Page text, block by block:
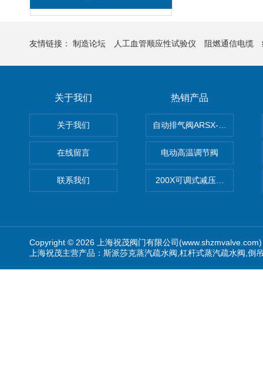
友情链接： 制造论坛 人工血管顺应性试验仪 阻燃通信电缆
关于我们
关于我们
在线留言
联系我们
热销产品
自动排气阀ARSX-0015/
电动高温调节阀
200X可调式减压阀（减压稳
Copyright © 2026 上海祝茂阀门有限公司
上海祝茂主营产品：斯派莎克蒸汽疏水阀,杠杆式蒸汽疏水阀,倒